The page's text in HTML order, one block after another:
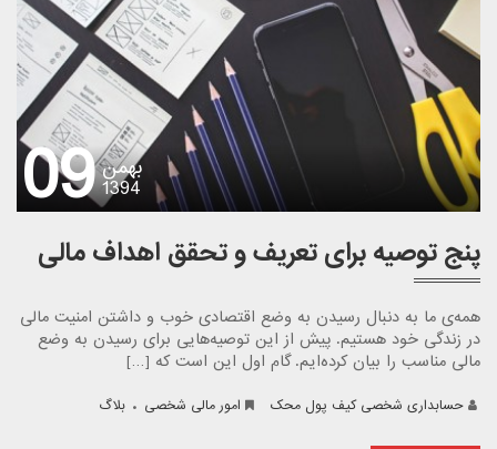
09بهمن
1394
پنج توصیه برای تعریف و تحقق اهداف مالی
همه‌ی ما به دنبال رسیدن به وضع اقتصادی خوب و داشتن امنیت مالی
در زندگی خود هستیم. پیش از این توصیه‌هایی برای رسیدن به وضع
مالی مناسب را بیان کرده‌ایم. گام اول این است که […]
حسابداری شخصی کیف پول محک امور مالی شخصی . بلاگ